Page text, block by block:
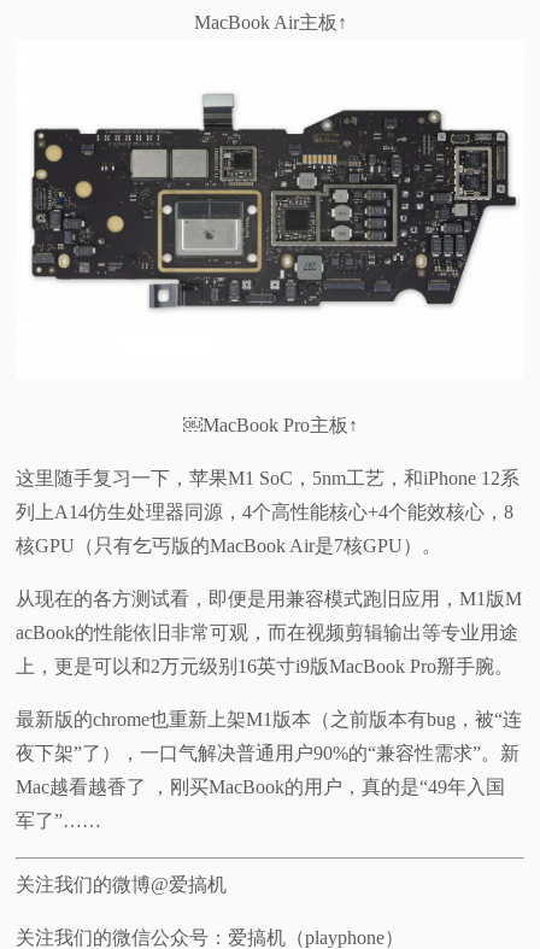
MacBook Air主板↑
￼MacBook Pro主板↑
这里随手复习一下，苹果M1 SoC，5nm工艺，和iPhone 12系
列上A14仿生处理器同源，4个高性能核心+4个能效核心，8
核GPU（只有乞丐版的MacBook Air是7核GPU）。
从现在的各方测试看，即便是用兼容模式跑旧应用，M1版M
acBook的性能依旧非常可观，而在视频剪辑输出等专业用途
上，更是可以和2万元级别16英寸i9版MacBook Pro掰手腕。
最新版的chrome也重新上架M1版本（之前版本有bug，被“连
夜下架”了），一口气解决普通用户90%的“兼容性需求”。新
Mac越看越香了 ，刚买MacBook的用户，真的是“49年入国
军了”……
关注我们的微博@爱搞机
关注我们的微信公众号：爱搞机（playphone）